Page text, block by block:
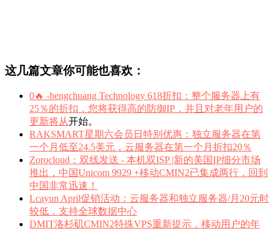
这几篇文章你可能也喜欢：
0🔥 -hengchuang Technology 618折扣：整个服务器上有
25％的折扣，您将获得高的防御IP，并且对老年用户的
更新将从开始。
RAKSMART星期六会员日特别优惠：独立服务器在第
一个月低至24.5美元，云服务器在第一个月折扣20％
Zorocloud：双线发送 - 本机双ISP |新的美国IP细分市场
推出，中国Unicom 9929 +移动CMIN2已集成两行，回到
中国非常迅速！
Lcayun April促销活动：云服务器和独立服务器/月20元时
较低，支持全球数据中心
DMIT洛杉矶CMIN2特殊VPS重新提示，移动用户的年